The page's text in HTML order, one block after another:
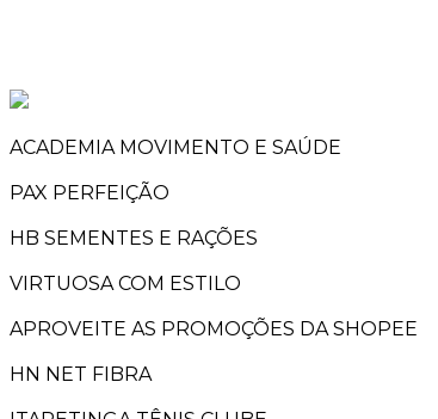
ACADEMIA MOVIMENTO E SAÚDE
PAX PERFEIÇÃO
HB SEMENTES E RAÇÕES
VIRTUOSA COM ESTILO
APROVEITE AS PROMOÇÕES DA SHOPEE
HN NET FIBRA